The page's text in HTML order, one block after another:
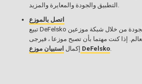
التطبيق والجودة والمعايرة والمزيد.
اتصل بالموزع
تبيع DeFelsko خط منتجاتها عالي الجودة من خلال شبكة موزعين
إذا كنت مهتما بأن تصبح موزعا ، فيرجى
إكمال استبيان موزع DeFelsko.